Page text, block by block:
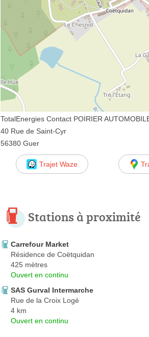
TotalEnergies Contact POIRIER
40 Rue de Saint-Cyr
56380 Guer
Trajet Waze
Stations à proximité
Carrefour Market
Résidence de Coëtquidan
425 mètres
Ouvert en continu
SAS Gurval Intermarche
Rue de la Croix Logé
4 km
Ouvert en continu